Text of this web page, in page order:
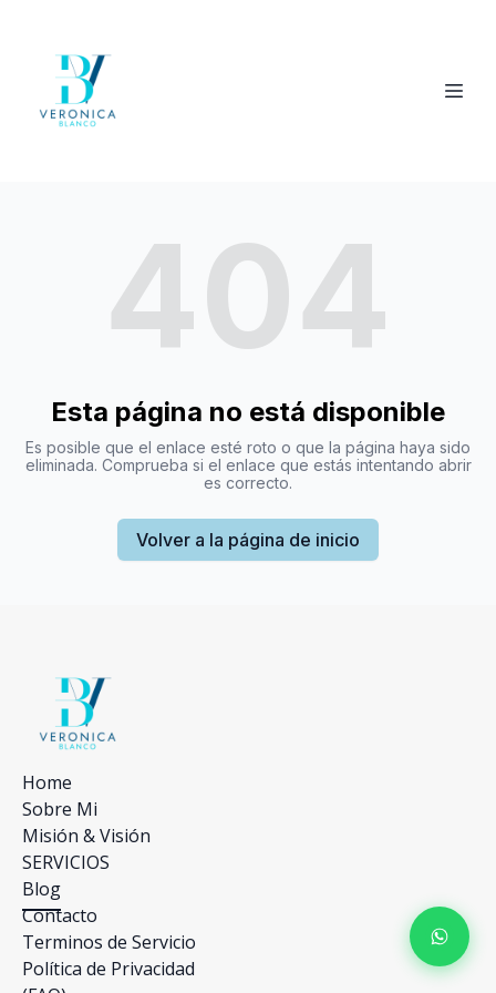
404
Esta página no está disponible
Es posible que el enlace esté roto o que la página haya sido
eliminada. Comprueba si el enlace que estás intentando abrir
es correcto.
Volver a la página de inicio
Home
Sobre Mi
Misión & Visión
SERVICIOS
Blog
Contacto
Terminos de Servicio
Política de Privacidad